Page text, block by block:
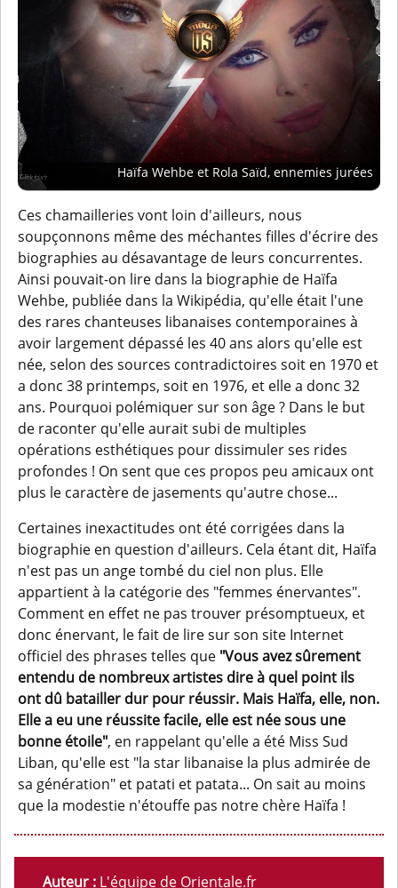
Haïfa Wehbe et Rola Saïd, ennemies jurées
Ces chamailleries vont loin d'ailleurs, nous
soupçonnons même des méchantes filles d'écrire des
biographies au désavantage de leurs concurrentes.
Ainsi pouvait-on lire dans la biographie de Haïfa
Wehbe, publiée dans la Wikipédia, qu'elle était l'une
des rares chanteuses libanaises contemporaines à
avoir largement dépassé les 40 ans alors qu'elle est
née, selon des sources contradictoires soit en 1970 et
a donc 38 printemps, soit en 1976, et elle a donc 32
ans. Pourquoi polémiquer sur son âge ? Dans le but
de raconter qu'elle aurait subi de multiples
opérations esthétiques pour dissimuler ses rides
profondes ! On sent que ces propos peu amicaux ont
plus le caractère de jasements qu'autre chose...
Certaines inexactitudes ont été corrigées dans la
biographie en question d'ailleurs. Cela étant dit, Haïfa
n'est pas un ange tombé du ciel non plus. Elle
appartient à la catégorie des "femmes énervantes".
Comment en effet ne pas trouver présomptueux, et
donc énervant, le fait de lire sur son site Internet
officiel des phrases telles que "Vous avez sûrement
entendu de nombreux artistes dire à quel point ils
ont dû batailler dur pour réussir. Mais Haïfa, elle, non.
Elle a eu une réussite facile, elle est née sous une
bonne étoile", en rappelant qu'elle a été Miss Sud
Liban, qu'elle est "la star libanaise la plus admirée de
sa génération" et patati et patata... On sait au moins
que la modestie n'étouffe pas notre chère Haïfa !
Auteur : L'équipe de Orientale.fr